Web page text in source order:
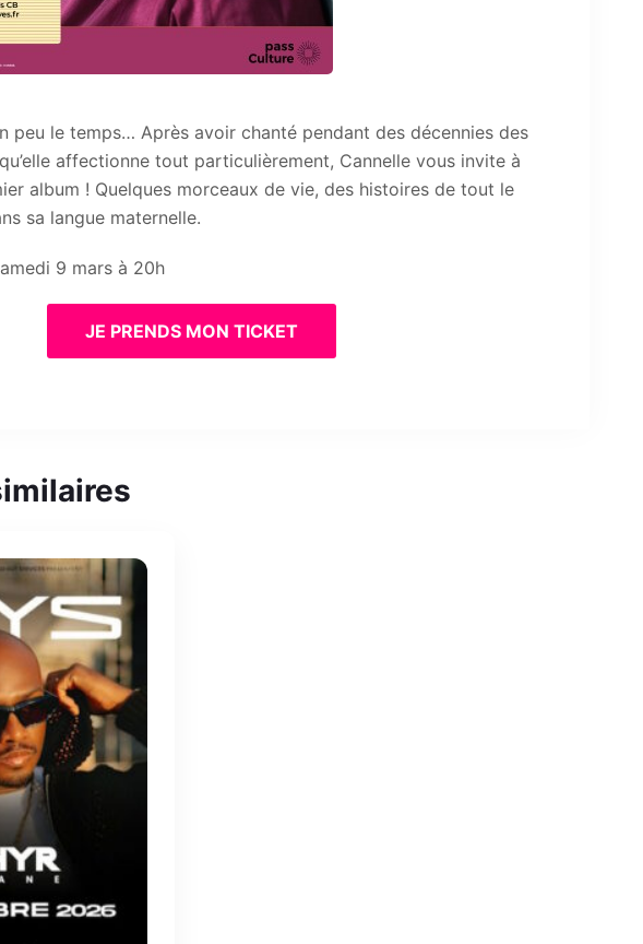
peu le temps… Après avoir chanté pendant des décennies des
affectionne tout particulièrement, Cannelle vous invite à
album ! Quelques morceaux de vie, des histoires de tout le
sa langue maternelle.
9 mars à 20h
JE PRENDS MON TICKET